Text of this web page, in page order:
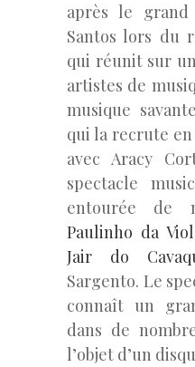
après le
Santos lors du
qui réunit sur
artistes de
musique
qui la recrute
avec Aracy
spectacle
entourée de
Paulinho da
Jair do
Sargento. Le
connaît un
dans de
l’objet d’un